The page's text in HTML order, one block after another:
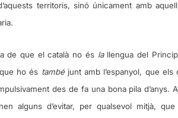
territoris, sinó únicament amb
de que el català no és la llengua del
ho és tambéjunt amb l’espanyol, que els
des de fa una bona pila d’anys.
alguns d’evitar, per qualsevol mitjà,